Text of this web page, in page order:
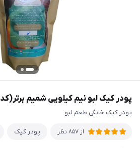
پودر کیک لبو نیم کیلویی شمیم برتر(کد EA18-9)
پودر کیک خانگی طعم لبو
از 857 نظر پودر کیک